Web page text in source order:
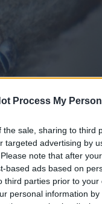
Process My
the sale, sharing to third
targeted advertising by
note that after
based ads based on
third parties prior to
personal information
σε σχολείο